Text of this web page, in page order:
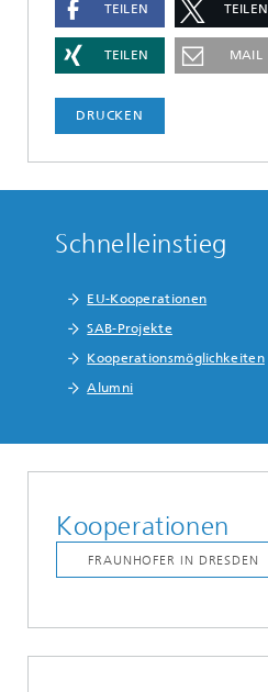
TEILEN TEILEN
TEILEN MAIL
DRUCKEN
Schnelleinstieg
EU-Kooperationen
SAB-Projekte
Kooperationsmöglichkeiten
Alumni
Kooperationen